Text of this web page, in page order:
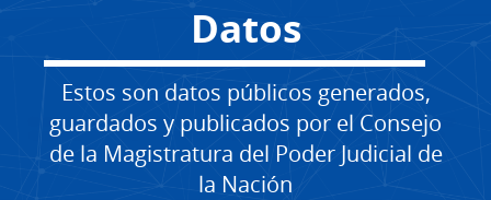
Datos
Estos son datos públicos generados,
guardados y publicados por el Consejo
de la Magistratura del Poder Judicial de
la Nación